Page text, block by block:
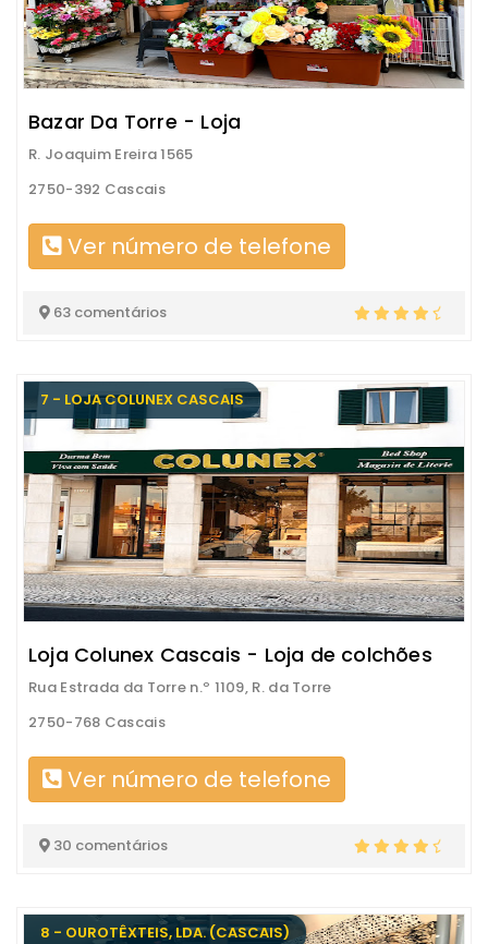
Bazar Da Torre - Loja
R. Joaquim Ereira 1565
2750-392 Cascais
Ver número de telefone
63 comentários
7 - LOJA COLUNEX CASCAIS
Loja Colunex Cascais - Loja de colchões
Rua Estrada da Torre n.º 1109, R. da Torre
2750-768 Cascais
Ver número de telefone
30 comentários
8 - OUROTÊXTEIS, LDA. (CASCAIS)